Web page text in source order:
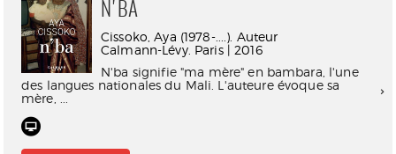
N'BA
Cissoko, Aya (1978-....). Auteur
Calmann-Lévy. Paris | 2016
N'ba signifie "ma mère" en bambara, l'une
des langues nationales du Mali. L'auteure évoque sa
mère, ...